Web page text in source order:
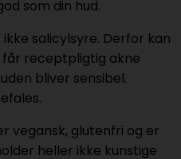
som din hud.
salicylsyre. Derfor kan
får receptpligtig akne
bliver sensibel.
vegansk, glutenfri og er
heller ikke kunstige